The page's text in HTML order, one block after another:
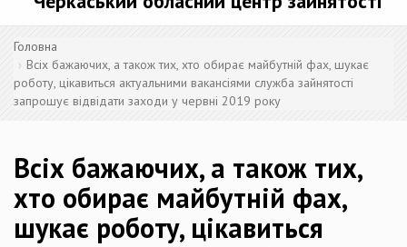
Головна
Всіх бажаючих, а також тих, хто обирає майбутній фах, шукає
роботу, цікавиться актуальними вакансіями служба зайнятості
запрошує відвідати заходи у червні 2019 року
Всіх бажаючих, а також тих,
хто обирає майбутній фах,
шукає роботу, цікавиться